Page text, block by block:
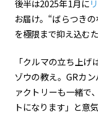
後半は2025年1月に
お届け。“ばらつき
を極限まで抑え込む
「クルマの立ち上
ゾウの教え。GRカ
ァクトリーも一緒で
トになります」と意